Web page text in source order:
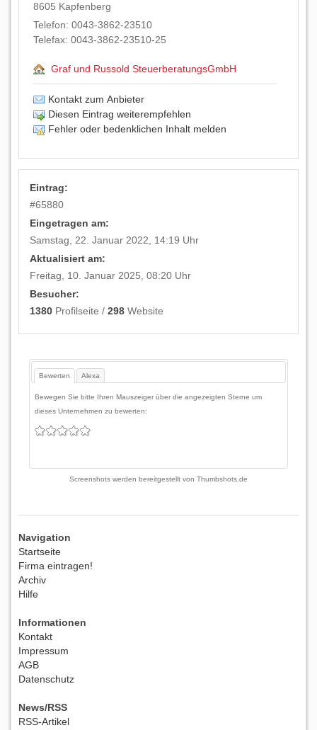
8605 Kapfenberg
Telefon: 0043-3862-23510
Telefax: 0043-3862-23510-25
Graf und Russold SteuerberatungsGmbH
Kontakt zum Anbieter
Diesen Eintrag weiterempfehlen
Fehler oder bedenklichen Inhalt melden
Eintrag:
#65880
Eingetragen am:
Samstag, 22. Januar 2022, 14:19 Uhr
Aktualisiert am:
Freitag, 10. Januar 2025, 08:20 Uhr
Besucher:
1380 Profilseite /298 Website
Bewerten Alexa
Bewegen Sie bitte Ihren Mauszeiger über die angezeigten Sterne um
dieses Unternehmen zu bewerten:
Screenshots werden bereitgestellt von Thumbshots.de
Navigation
Startseite
Firma eintragen!
Archiv
Hilfe
Informationen
Kontakt
Impressum
AGB
Datenschutz
News/RSS
RSS-Artikel